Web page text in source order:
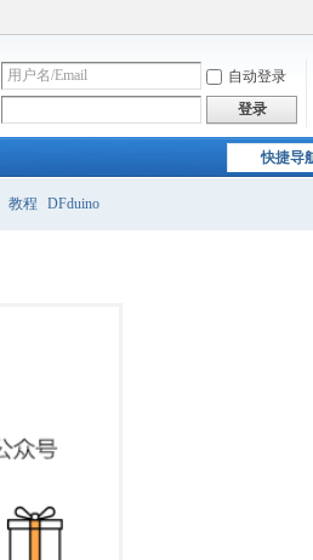
自动登录
登录
快捷导
教程 DFduino